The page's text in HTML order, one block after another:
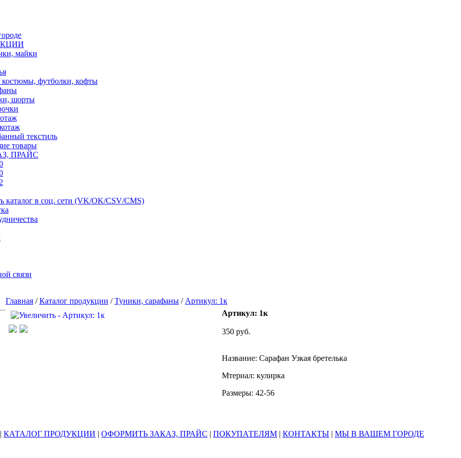
майки
футболки, кофты
шорты
текстиль
товары
ПРАЙС
каталог в соц. сети (VK/OK/CSV/CMS)
связи
Главная /Каталог продукции /Туники, сарафаны / Артикул: 1к
Артикул: 1к
350 руб.
Название: Сарафан Узкая бретелька
Мтериал: кулирка
Размеры: 42-56
| КАТАЛОГ ПРОДУКЦИИ | ОФОРМИТЬ ЗАКАЗ, ПРАЙС | ПОКУПАТЕЛЯМ | КОНТАКТЫ | МЫ В ВАШЕМ ГОРОДЕ